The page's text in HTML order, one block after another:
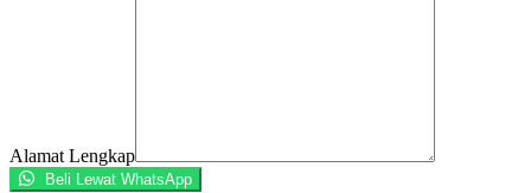
Alamat Lengkap
Beli Lewat WhatsApp